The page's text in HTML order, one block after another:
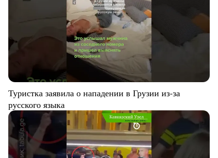
Туристка заявила о нападении в Грузии из-за
русского языка